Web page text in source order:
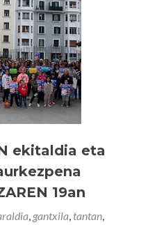
ekitaldia eta
19an
, gantxila, tantan,